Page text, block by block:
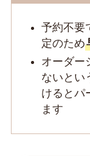
予約不要
定のため
オーダー
ないとい
けるとパ
ます